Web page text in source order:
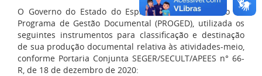
O Governo do Estado do Espírito Santo, no âmbito do
Programa de Gestão Documental (PROGED), utilizada os
seguintes instrumentos para classificação e destinação
de sua produção documental relativa às atividades-meio,
conforme Portaria Conjunta SEGER/SECULT/APEES n° 66-
R, de 18 de dezembro de 2020: